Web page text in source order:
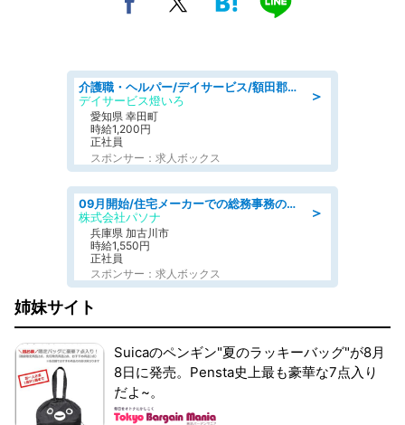
＞
介護職・ヘルパー/デイサービス/額田郡幸田町/JR東海道本線 幸田/愛知県
デイサービス燈いろ
愛知県 幸田町
時給1,200円
正社員
スポンサー：求人ボックス
＞
09月開始/住宅メーカーでの総務事務のお仕事/駅近/車通勤可/一般事務/人事労務
株式会社パソナ
兵庫県 加古川市
時給1,550円
正社員
スポンサー：求人ボックス
姉妹サイト
Suicaのペンギン"夏のラッキーバッグ"が8月
8日に発売。Pensta史上最も豪華な7点入り
だよ~。